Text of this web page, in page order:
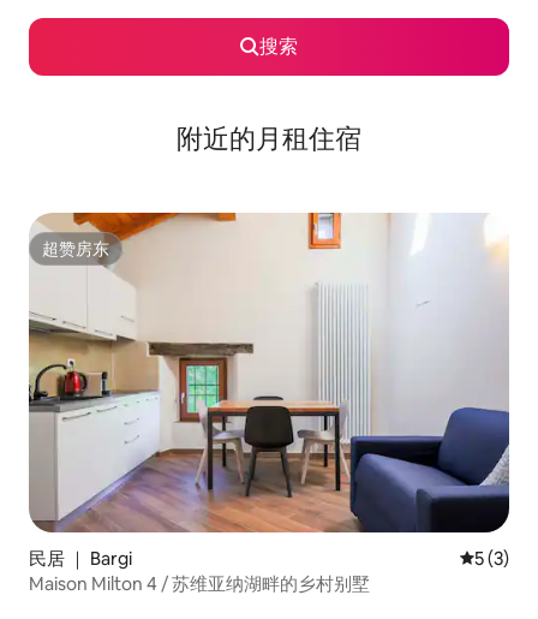
搜索
附近的月租住宿
超赞房东
超赞房东
民居 ｜ Bargi 平均评分
5 (3)
Maison Milton 4 / 苏维亚纳湖畔的乡村别墅